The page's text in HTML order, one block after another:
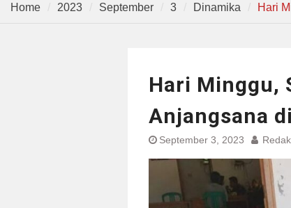
Home 2023 September 3 Dinamika Hari
Hari Minggu,
Anjangsana
September 3, 2023